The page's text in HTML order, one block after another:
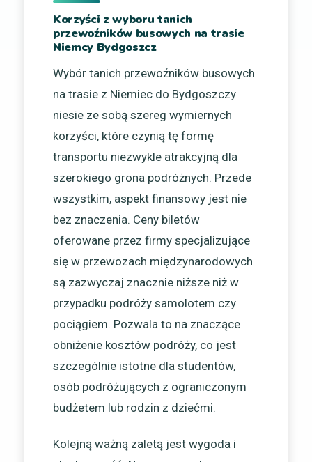
Korzyści z wyboru tanich
przewoźników busowych na trasie
Niemcy Bydgoszcz
Wybór tanich przewoźników busowych
na trasie z Niemiec do Bydgoszczy
niesie ze sobą szereg wymiernych
korzyści, które czynią tę formę
transportu niezwykle atrakcyjną dla
szerokiego grona podróżnych. Przede
wszystkim, aspekt finansowy jest nie
bez znaczenia. Ceny biletów
oferowane przez firmy specjalizujące
się w przewozach międzynarodowych
są zazwyczaj znacznie niższe niż w
przypadku podróży samolotem czy
pociągiem. Pozwala to na znaczące
obniżenie kosztów podróży, co jest
szczególnie istotne dla studentów,
osób podróżujących z ograniczonym
budżetem lub rodzin z dziećmi.
Kolejną ważną zaletą jest wygoda i